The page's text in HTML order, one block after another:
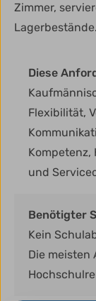
Zimmer,
Lagerbestände.
Diese
Flexibilität,
und
Benötigter
Kein
Die meisten